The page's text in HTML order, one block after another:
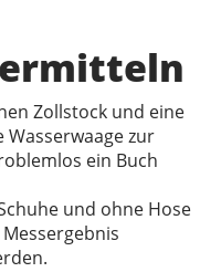
Zollstock und eine
Wasserwaage zur
ein Buch
und ohne Hose